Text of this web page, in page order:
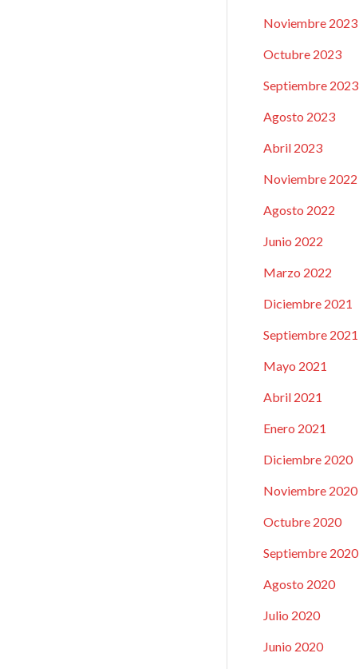
Noviembre 2023
Octubre 2023
Septiembre 2023
Agosto 2023
Abril 2023
Noviembre 2022
Agosto 2022
Junio 2022
Marzo 2022
Diciembre 2021
Septiembre 2021
Mayo 2021
Abril 2021
Enero 2021
Diciembre 2020
Noviembre 2020
Octubre 2020
Septiembre 2020
Agosto 2020
Julio 2020
Junio 2020